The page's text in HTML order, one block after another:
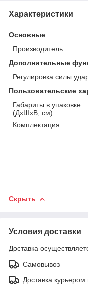
Характеристики
Основные
Производитель
Дополнительные
Регулировка силы
Пользовательские
Габариты в упаковке
(ДхШхВ, см)
Комплектация
Скрыть
Условия доставки
Доставка
Самовывоз
Доставка курьером